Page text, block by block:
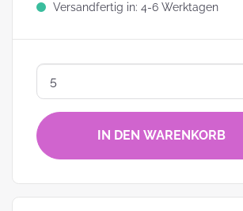
Versandfertig in: 4-6 Werktagen
IN DEN WARENKORB